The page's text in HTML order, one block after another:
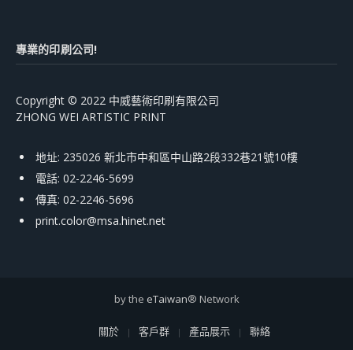
專業的印刷公司!
Copyright © 2022 中威藝術印刷有限公司
ZHONG WEI ARTISTIC PRINT
地址: 235026 新北市中和區中山路2段332巷21號10樓
電話: 02-2246-5699
傳真: 02-2246-5696
print.color@msa.hinet.net
by the eTaiwan® Network
關於 客戶群 產品展示 聯絡